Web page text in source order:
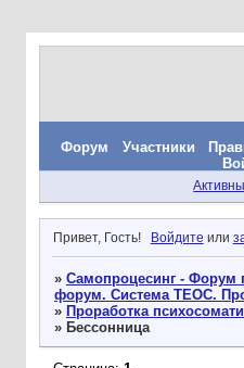
Форум Участники
Привет, Гость! Войдите или
» Самопроцесинг - Форум
форум. Система ТЕОС.
» Проработка
» Бессонница